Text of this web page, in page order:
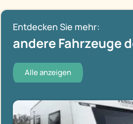
Entdecken Sie mehr:
andere Fahrzeuge
Alle anzeigen